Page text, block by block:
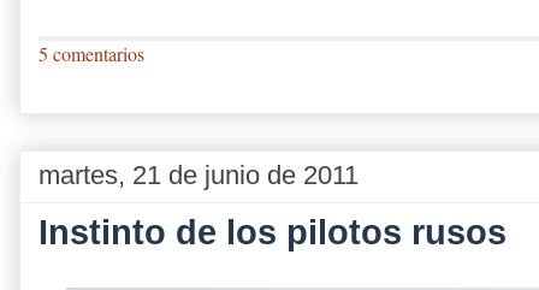
5 comentarios
martes, 21 de junio de 2011
Instinto de los pilotos rusos